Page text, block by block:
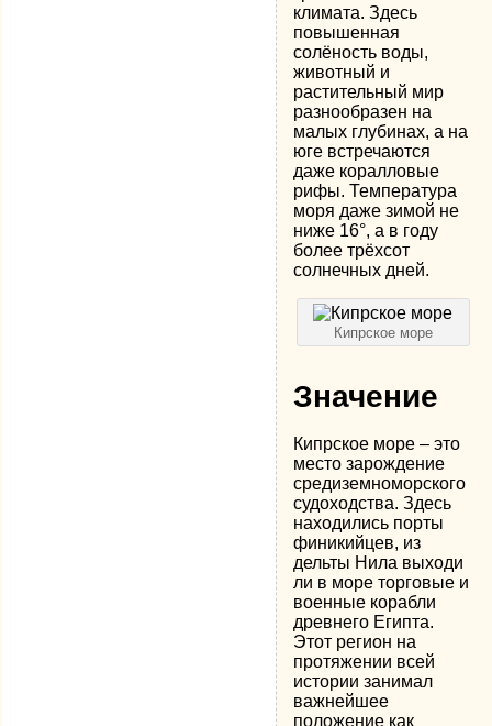
климата. Здесь
повышенная
солёность воды,
животный и
растительный мир
разнообразен на
малых глубинах, а на
юге встречаются
даже коралловые
рифы. Температура
моря даже зимой не
ниже 16°, а в году
более трёхсот
солнечных дней.
Кипрское море
Значение
Кипрское море – это
место зарождение
средиземноморского
судоходства. Здесь
находились порты
финикийцев, из
дельты Нила выходи
ли в море торговые и
военные корабли
древнего Египта.
Этот регион на
протяжении всей
истории занимал
важнейшее
положение как